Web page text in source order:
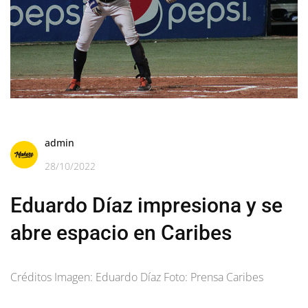
admin
28/10/2022
Eduardo Díaz impresiona y se
abre espacio en Caribes
Créditos Imagen: Eduardo Díaz Foto: Prensa Caribes